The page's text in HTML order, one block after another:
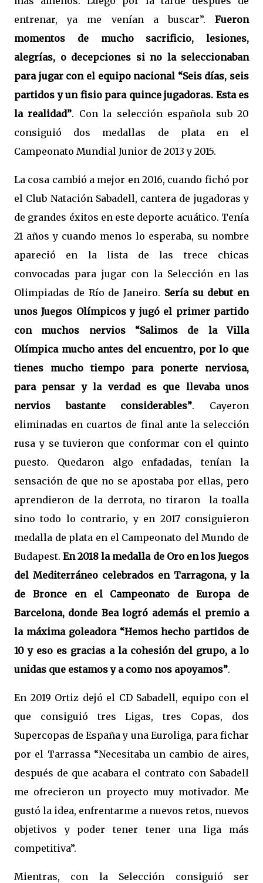
entrenar, ya me venían a buscar”. Fueron
momentos de mucho sacrificio, lesiones,
alegrías, o decepciones si no la seleccionaban
para jugar con el equipo nacional “Seis días, seis
partidos y un fisio para quince jugadoras. Esta es
la realidad”. Con la selección española sub 20
consiguió dos medallas de plata en el
Campeonato Mundial Junior de 2013 y 2015.
La cosa cambió a mejor en 2016, cuando fichó por
el Club Natación Sabadell, cantera de jugadoras y
de grandes éxitos en este deporte acuático. Tenía
21 años y cuando menos lo esperaba, su nombre
apareció en la lista de las trece chicas
convocadas para jugar con la Selección en las
Olimpiadas de Río de Janeiro. Sería su debut en
unos Juegos Olímpicos y jugó el primer partido
con muchos nervios “Salimos de la Villa
Olímpica mucho antes del encuentro, por lo que
tienes mucho tiempo para ponerte nerviosa,
para pensar y la verdad es que llevaba unos
nervios bastante considerables”. Cayeron
eliminadas en cuartos de final ante la selección
rusa y se tuvieron que conformar con el quinto
puesto. Quedaron algo enfadadas, tenían la
sensación de que no se apostaba por ellas, pero
aprendieron de la derrota, no tiraron
la toalla
sino todo lo contrario, y en 2017 consiguieron
medalla de plata en el Campeonato del Mundo de
Budapest.En 2018 la medalla de Oro en los Juegos
del Mediterráneo celebrados en Tarragona, y la
de Bronce en el Campeonato de Europa de
Barcelona, donde Bea logró además el premio a
la máxima goleadora “Hemos hecho partidos de
10 y eso es gracias a la cohesión del grupo, a lo
unidas que estamos y a como nos apoyamos”.
En 2019 Ortiz dejó el CD Sabadell, equipo con el
que consiguió tres Ligas, tres Copas, dos
Supercopas de España y una Euroliga, para fichar
por el Tarrassa “Necesitaba un cambio de aires,
después de que acabara el contrato con Sabadell
me ofrecieron un proyecto muy motivador. Me
gustó la idea, enfrentarme a nuevos retos, nuevos
objetivos y poder tener tener una liga más
competitiva”.
Mientras, con la Selección consiguió ser